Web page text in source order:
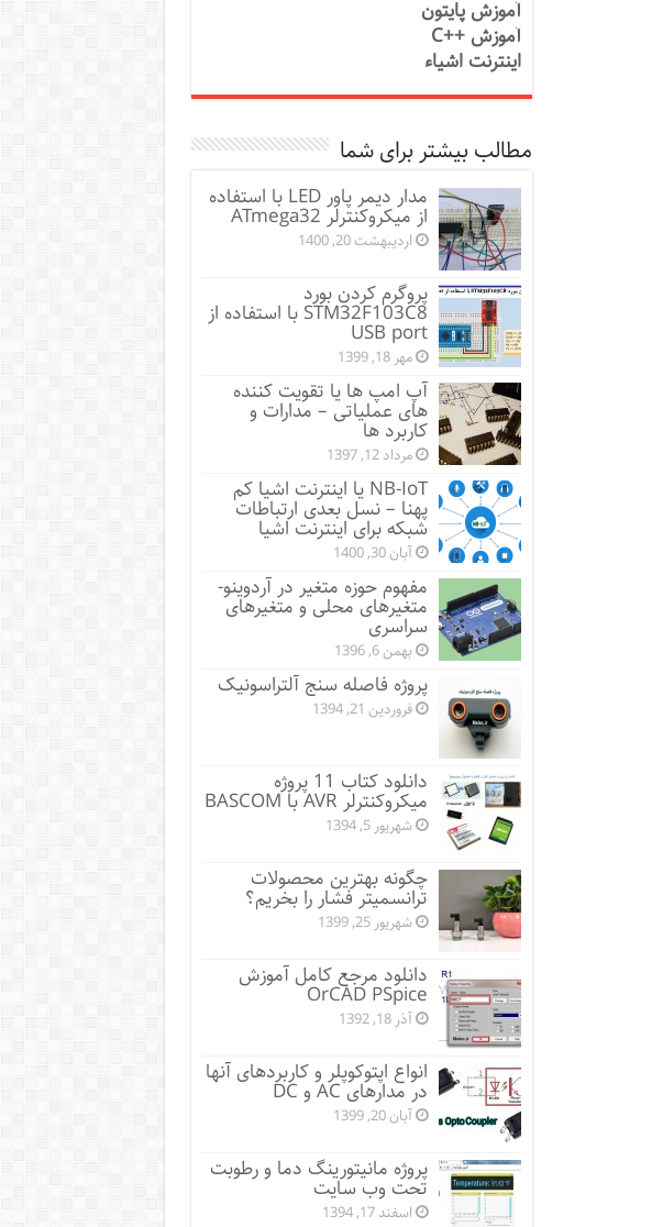
آموزش پایتون
آموزش ++C
اینترنت اشیاء
مطالب بیشتر برای شما
مدار دیمر پاور LED با استفاده
از میکروکنترلر ATmega32
اردیبهشت 20, 1400
پروگرم کردن بورد
STM32F103C8 با استفاده از
USB port
مهر 18, 1399
آپ امپ ها یا تقویت کننده
های عملیاتی – مدارات و
کاربرد ها
مرداد 12, 1397
NB-IoT یا اینترنت اشیا کم
پهنا – نسل بعدی ارتباطات
شبکه برای اینترنت اشیا
آبان 30, 1400
مفهوم حوزه متغیر در آردوینو-
متغیرهای محلی و متغیرهای
سراسری
بهمن 6, 1396
پروژه فاصله سنج آلتراسونیک
فروردین 21, 1394
دانلود کتاب 11 پروژه
میکروکنترلر AVR با BASCOM
شهریور 5, 1394
چگونه بهترین محصولات
ترانسمیتر فشار را بخریم؟
شهریور 25, 1399
دانلود مرجع کامل آموزش
OrCAD PSpice
آذر 18, 1392
انواع اپتوکوپلر و کاربردهای آنها
در مدارهای AC و DC
آبان 20, 1399
پروژه مانيتورينگ دما و رطوبت
تحت وب سایت
اسفند 17, 1394